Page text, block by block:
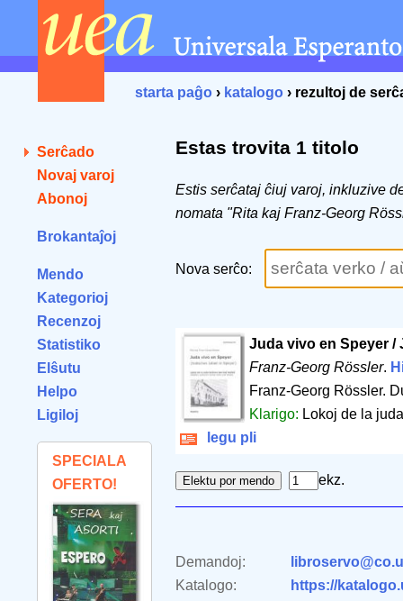
starta paĝo › katalogo › rezultoj de
Serĉado
Novaj varoj
Abonoj
Brokantaĵoj
Mendo
Kategorioj
Recenzoj
Statistiko
Elŝutu
Helpo
Ligiloj
SPECIALA
OFERTO!
Estas trovita 1 titolo
Estis serĉataj ĉiuj varoj, inkluzive
nomata "Rita kaj Franz-Georg
Nova serĉo:
Juda vivo en Speyer /
Franz-Georg Rössler.
Franz-Georg Rössler.
Klarigo: Lokoj de la
legu pli
ekz.
Demandoj:
Katalogo:
https://